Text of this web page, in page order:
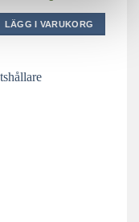
LÄGG I VARUKORG